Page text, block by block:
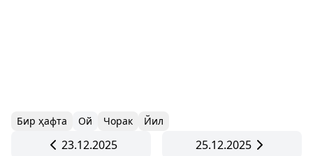
Бир ҳафта Ой Чорак Йил
23.12.2025
25.12.2025